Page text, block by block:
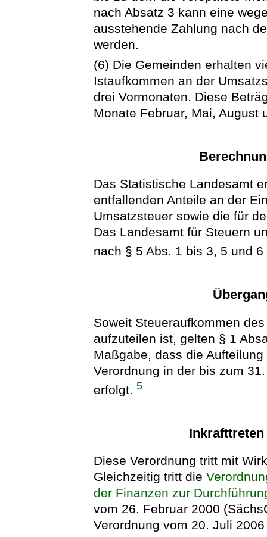
nach Absatz 3 kann eine
ausstehende Zahlung nach
werden.
(6) Die Gemeinden erhalten
Istaufkommen an der
drei Vormonaten. Diese
Monate Februar, Mai, August
Das Statistische Landesamt
entfallenden Anteile an der
Umsatzsteuer sowie die für
Das Landesamt für Steuern
nach § 5 Abs. 1 bis 3, 5 und
Soweit Steueraufkommen
aufzuteilen ist, gelten § 1
Maßgabe, dass die
Verordnung in der bis zum
erfolgt.5
Diese Verordnung tritt mit
Gleichzeitig tritt die
der Finanzen zur
vom 26. Februar 2000
Verordnung vom 20. Juli